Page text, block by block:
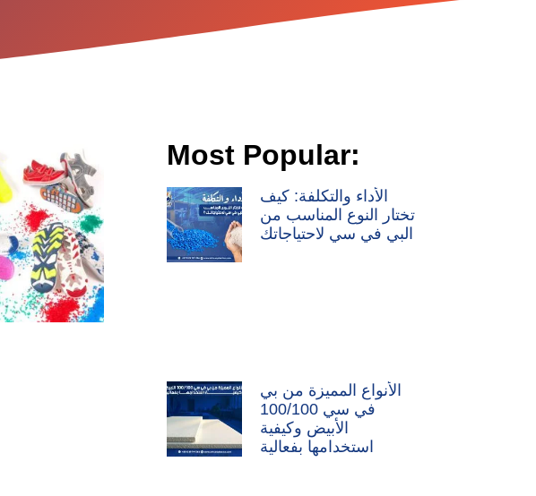
Most Popular:
الأداء والتكلفة: كيف
تختار النوع المناسب من
البي في سي لاحتياجاتك
الأنواع المميزة من بي
في سي 100/100
الأبيض وكيفية
استخدامها بفعالية